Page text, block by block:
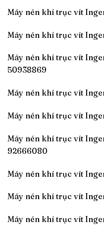
Máy nén khí trục vít
Máy nén khí trục vít
Máy nén khí trục vít
50938869
Máy nén khí trục vít
Máy nén khí trục vít
Máy nén khí trục vít
92666080
Máy nén khí trục vít
Máy nén khí trục vít
Máy nén khí trục vít